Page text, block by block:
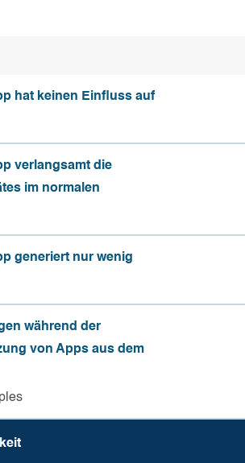
hat keinen Einfluss auf
verlangsamt die
im normalen
generiert nur wenig
während der
von Apps aus dem